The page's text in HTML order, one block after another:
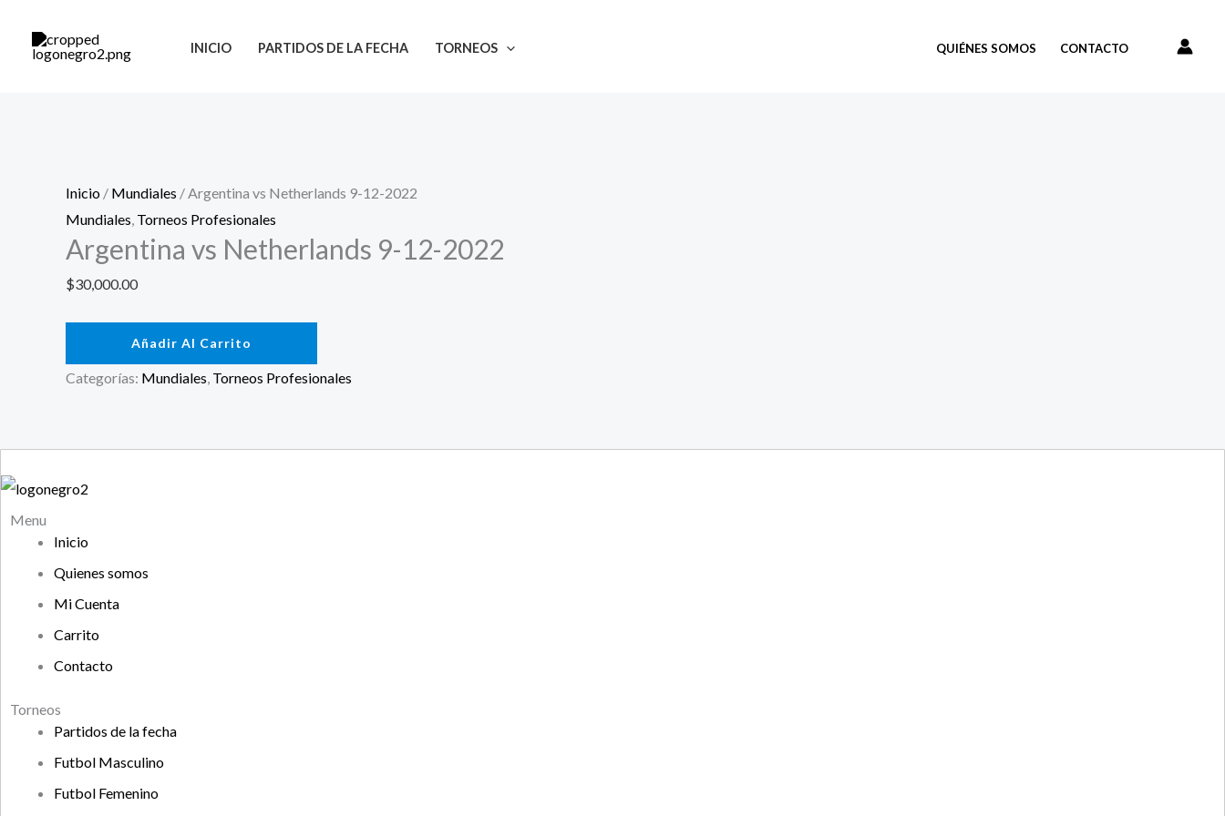
contenido
INICIO PARTIDOS DE LA FECHA TORNEOS QUIÉNES SOMOS CONTACTO
Inicio / Mundiales / Argentina vs Netherlands 9-12-2022
Mundiales, Torneos Profesionales
Argentina vs Netherlands 9-12-2022
$30,000.00
Añadir Al Carrito
Categorías: Mundiales, Torneos Profesionales
Menu
Inicio
Quienes somos
Mi Cuenta
Carrito
Contacto
Torneos
Partidos de la fecha
Futbol Masculino
Futbol Femenino